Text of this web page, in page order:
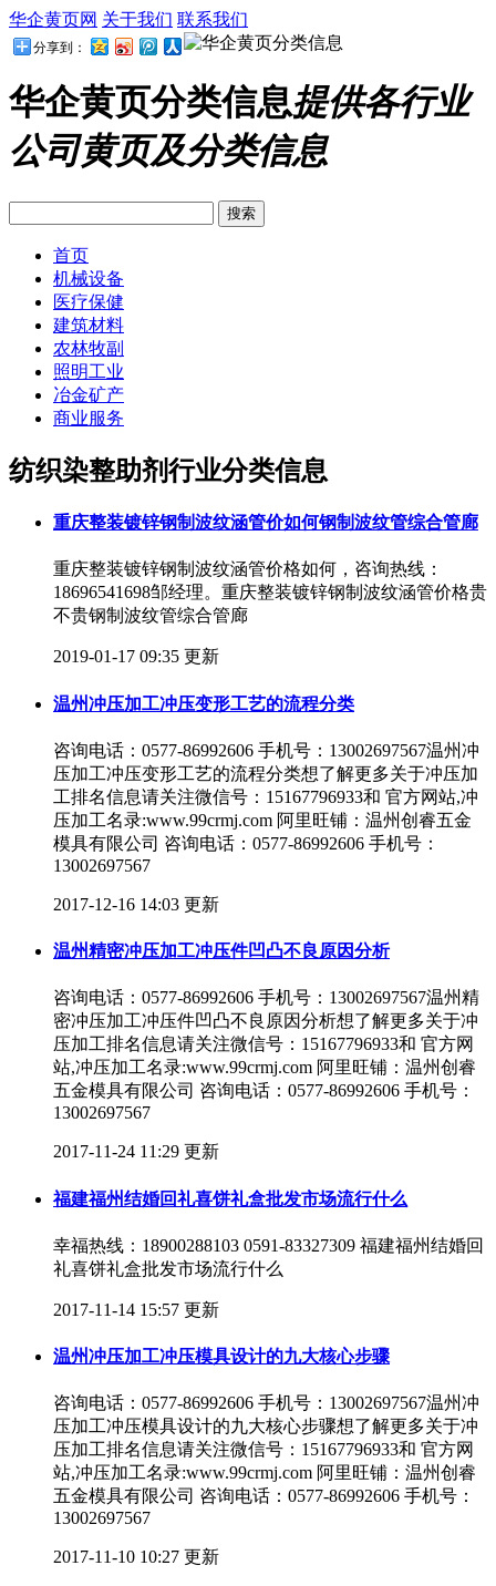
华企黄页网 关于我们 联系我们
分享到：
华企黄页分类信息提供各行业
公司黄页及分类信息
首页
机械设备
医疗保健
建筑材料
农林牧副
照明工业
冶金矿产
商业服务
纺织染整助剂行业分类信息
重庆整装镀锌钢制波纹涵管价如何钢制波纹管综合管廊
重庆整装镀锌钢制波纹涵管价格如何，咨询热线：
18696541698邹经理。重庆整装镀锌钢制波纹涵管价格贵
不贵钢制波纹管综合管廊
2019-01-17 09:35 更新
温州冲压加工冲压变形工艺的流程分类
咨询电话：0577-86992606 手机号：13002697567温州冲
压加工冲压变形工艺的流程分类想了解更多关于冲压加
工排名信息请关注微信号：15167796933和 官方网站,冲
压加工名录:www.99crmj.com 阿里旺铺：温州创睿五金
模具有限公司 咨询电话：0577-86992606 手机号：
13002697567
2017-12-16 14:03 更新
温州精密冲压加工冲压件凹凸不良原因分析
咨询电话：0577-86992606 手机号：13002697567温州精
密冲压加工冲压件凹凸不良原因分析想了解更多关于冲
压加工排名信息请关注微信号：15167796933和 官方网
站,冲压加工名录:www.99crmj.com 阿里旺铺：温州创睿
五金模具有限公司 咨询电话：0577-86992606 手机号：
13002697567
2017-11-24 11:29 更新
福建福州结婚回礼喜饼礼盒批发市场流行什么
幸福热线：18900288103 0591-83327309 福建福州结婚回
礼喜饼礼盒批发市场流行什么
2017-11-14 15:57 更新
温州冲压加工冲压模具设计的九大核心步骤
咨询电话：0577-86992606 手机号：13002697567温州冲
压加工冲压模具设计的九大核心步骤想了解更多关于冲
压加工排名信息请关注微信号：15167796933和 官方网
站,冲压加工名录:www.99crmj.com 阿里旺铺：温州创睿
五金模具有限公司 咨询电话：0577-86992606 手机号：
13002697567
2017-11-10 10:27 更新